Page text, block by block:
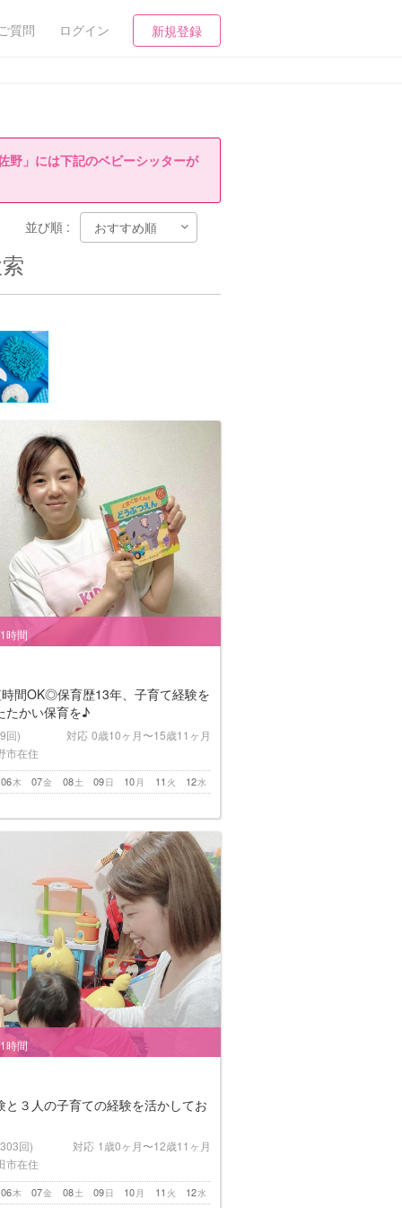
質問 ログイン 新規登録
野」には下記のベビーシッターが
並び順 :
時間
間OK◎保育歴13年、子育て経験を
たかい保育を♪
回) 対応 0歳10ヶ月〜15歳11ヶ月
市在住
木
06 金
07 土
08 日
09 月
10 火
11 水
12
時間
と３人の子育ての経験を活かしてお
回) 対応 1歳0ヶ月〜12歳11ヶ月
市在住
木
06 金
07 土
08 日
09 月
10 火
11 水
12